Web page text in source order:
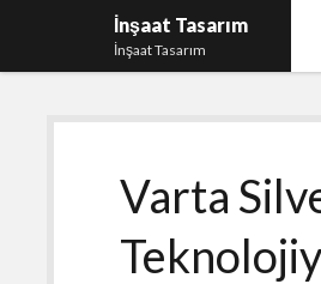
İnşaat Tasarım
İnşaat Tasarım
Varta